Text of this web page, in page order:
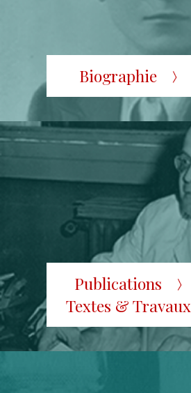
Biographie
Publications
Textes & Travaux